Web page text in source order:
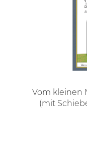
Vom kleinen
(mit